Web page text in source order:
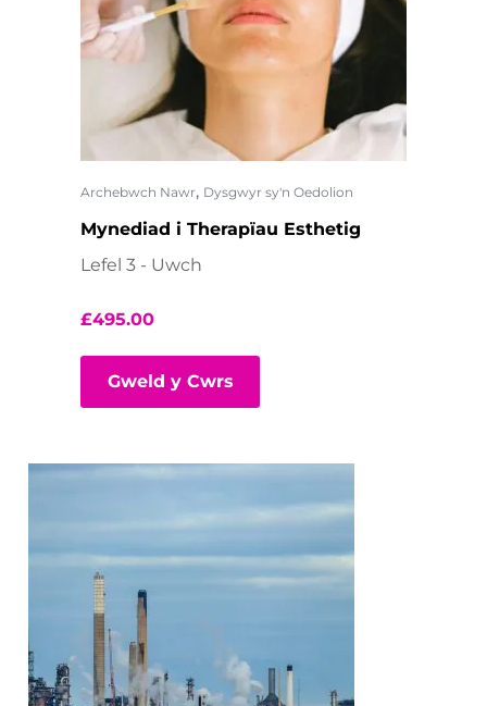
Archebwch Nawr, Dysgwyr sy'n Oedolion
Mynediad i Therapïau Esthetig
Lefel 3 - Uwch
£495.00
Gweld y Cwrs